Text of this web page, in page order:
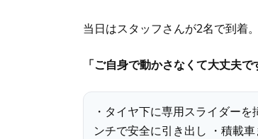
当日はスタッフさんが2名で到着
「ご自身で動かさなくて大丈夫で
・タイヤ下に専用スライダー
ンチで安全に引き出し ・積載